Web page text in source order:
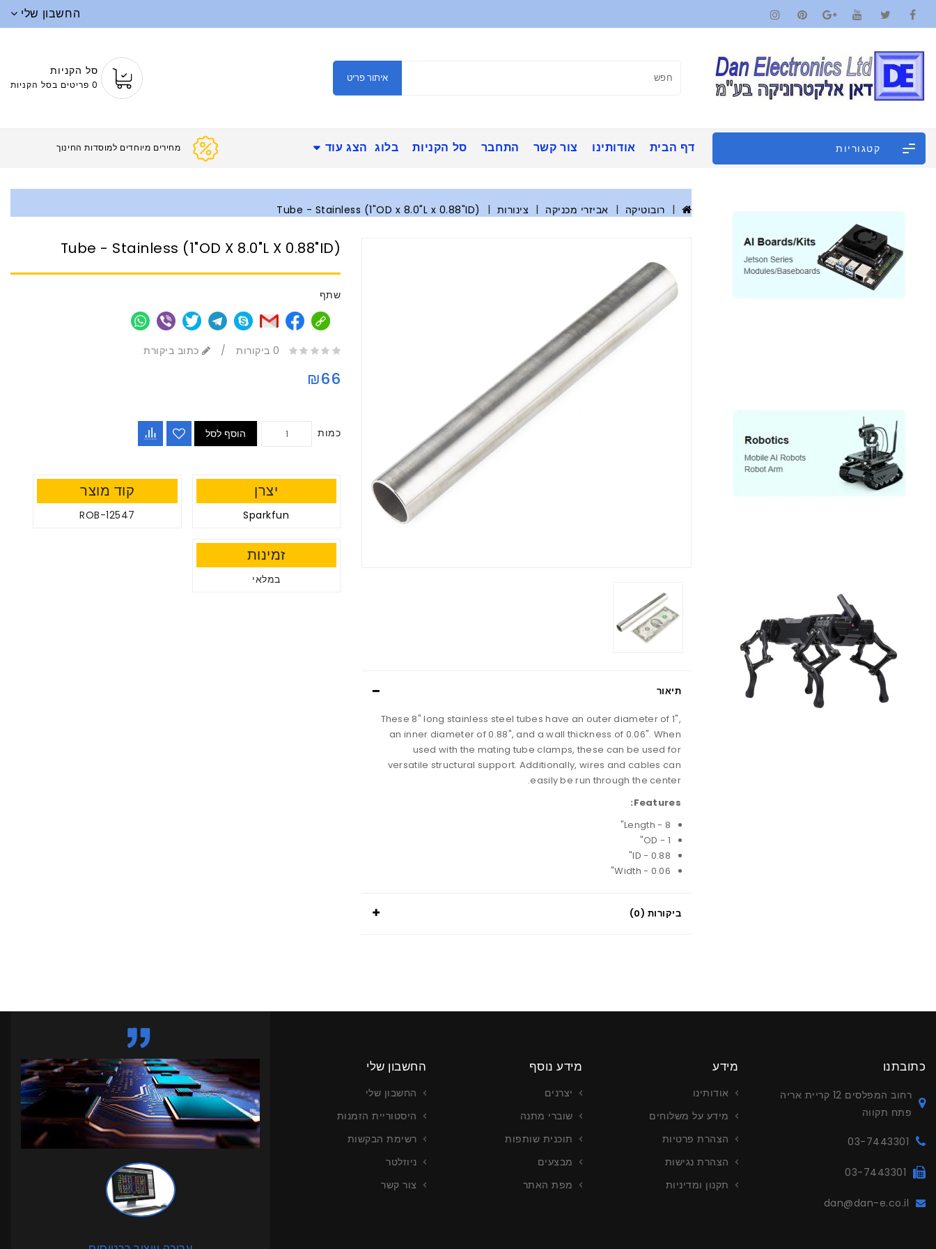
החשבון שלי
איתור פריט
סל הקניות
0 פריטים בסל הקניות
קטגוריות דף הבית אודותינו צור קשר התחבר סל הקניות בלוג הצג עוד מחירים מיוחדים למוסדות החינוך
רובוטיקה אביזרי מכניקה צינורות Tube - Stainless (1"OD x 8.0"L x 0.88"ID)
תיאור
These 8" long stainless steel tubes have an outer diameter of 1",
an inner diameter of 0.88", and a wall thickness of 0.06". When
used with the mating tube clamps, these can be used for
versatile structural support. Additionally, wires and cables can
easily be run through the center.
Features:
Length - 8"
OD - 1"
ID - 0.88"
Width - 0.06"
ביקורות (0)
Tube - Stainless (1"OD X 8.0"L X 0.88"ID)
שתף
0 ביקורות / כתוב ביקורת
₪66
כמות הוסף לסל
יצרן
Sparkfun
קוד מוצר
ROB-12547
זמינות
במלאי
כתובתנו
רחוב המפלסים 12 קריית אריה
פתח תקווה
03-7443301
03-7443301
dan@dan-e.co.il
מידע
אודותינו
מידע על משלוחים
הצהרת פרטיות
הצהרת נגישות
תקנון ומדיניות
מידע נוסף
יצרנים
שוברי מתנה
תוכנית שותפות
מבצעים
מפת האתר
החשבון שלי
החשבון שלי
היסטוריית הזמנות
רשימת הבקשות
ניוזלטר
צור קשר